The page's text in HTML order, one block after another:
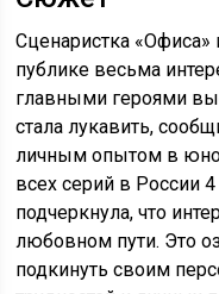
Сценаристка
публике весьма
главными героями
стала лукавить,
личным опытом в
всех серий в России
подчеркнула, что
любовном пути. Это
подкинуть своим